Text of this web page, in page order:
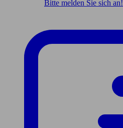
Bitte melden Sie sich an!